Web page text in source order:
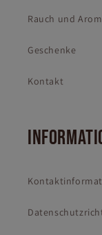
Rauch und
Geschenke
Kontakt